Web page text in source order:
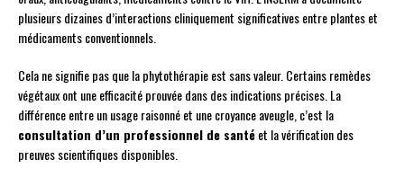
plusieurs dizaines d’interactions cliniquement significatives entre plantes et
médicaments conventionnels.
Cela ne signifie pas que la phytothérapie est sans valeur. Certains remèdes
végétaux ont une efficacité prouvée dans des indications précises. La
différence entre un usage raisonné et une croyance aveugle, c’est la
consultation d’un professionnel de santéet la vérification des
preuves scientifiques disponibles.